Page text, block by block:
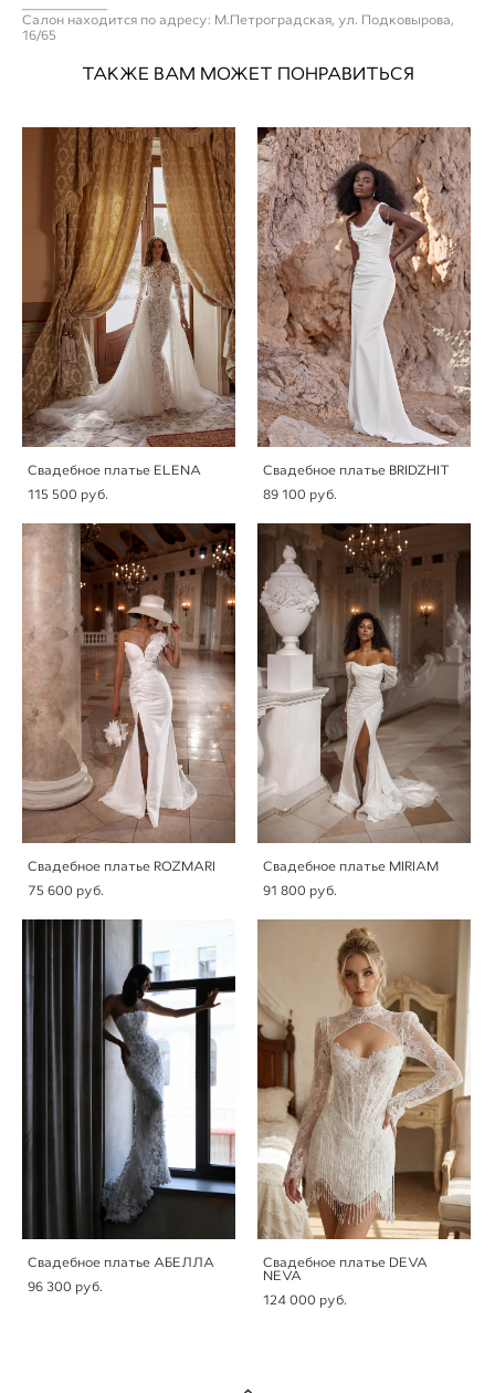
Салон находится по адресу: М.Петроградская, ул. Подковырова,
16/65
ТАКЖЕ ВАМ МОЖЕТ ПОНРАВИТЬСЯ
Свадебное платье ELENA
115 500 pуб.
Свадебное платье BRIDZHIT
89 100 pуб.
Свадебное платье ROZMARI
75 600 pуб.
Свадебное платье MIRIAM
91 800 pуб.
Свадебное платье АБЕЛЛА
96 300 pуб.
Свадебное платье DEVA
NEVA
124 000 pуб.